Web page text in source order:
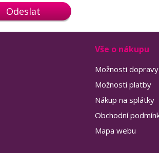
Odeslat
Vše o nákupu
Možnosti dopravy
Možnosti platby
Nákup na splátky
Obchodní
Mapa webu